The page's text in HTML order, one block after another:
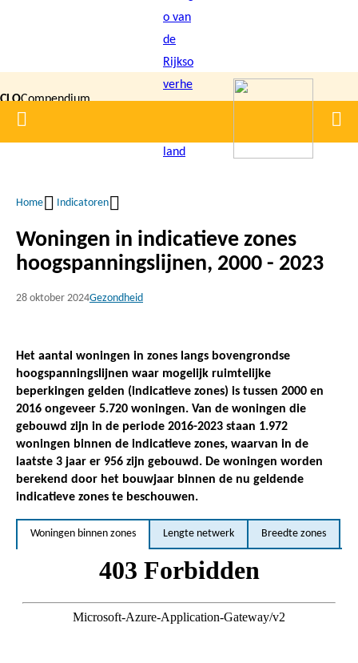
inhoud
gaan
CLOCompendium
voor de
Home
Kruimelpad
Home Indicatoren
Woningen in indicatieve zones
hoogspanningslijnen, 2000 - 2023
28 oktober 2024Gezondheid
Het aantal woningen in zones langs bovengrondse
hoogspanningslijnen waar mogelijk ruimtelijke
beperkingen gelden (indicatieve zones) is tussen 2000 en
2016 ongeveer 5.720 woningen. Van de woningen die
gebouwd zijn in de periode 2016-2023 staan 1.972
woningen binnen de indicatieve zones, waarvan in de
laatste 3 jaar er 956 zijn gebouwd. De woningen worden
berekend door het bouwjaar binnen de nu geldende
indicatieve zones te beschouwen.
Woningen binnen zones Lengte netwerk Breedte zones